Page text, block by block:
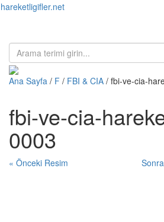
hareketligifler.net
Ana Sayfa / F / FBI & CIA / fbi-ve-cia-
fbi-ve-cia-
0003
« Önceki Resim